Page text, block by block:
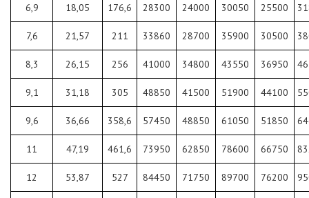
6,9 18,05 176,6 28300 24000 30050 25500
7,6 21,57 211 33860 28700 35900 30500
8,3 26,15 256 41000 34800 43550 36950
9,1 31,18 305 48850 41500 51900 44100
9,6 36,66 358,6 57450 48850 61050 51850
11 47,19 461,6 73950 62850 78600 66750
12 53,87 527 84450 71750 89700 76200